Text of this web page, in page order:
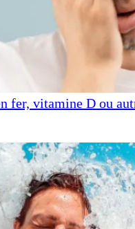
fer, vitamine D ou